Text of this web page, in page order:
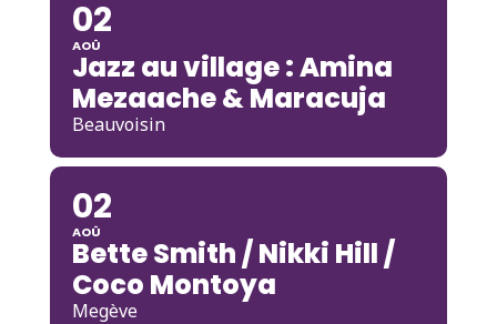
02
AOÛ
Jazz au village : Amina
Mezaache & Maracuja
Beauvoisin
02
AOÛ
Bette Smith / Nikki Hill /
Coco Montoya
Megève